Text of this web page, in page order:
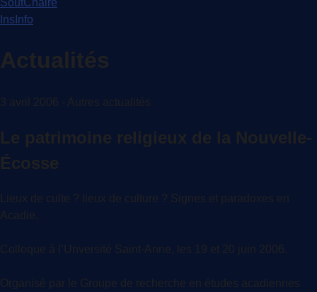
InsInfo
Actualités
3 avril 2006 - Autres actualités
Le patrimoine religieux de la Nouvelle-
Écosse
Lieux de culte ? lieux de culture ? Signes et paradoxes en
Acadie.
Colloque à l’Unversité Saint-Anne, les 19 et 20 juin 2006.
Organisé par le Groupe de recherche en études acadiennes